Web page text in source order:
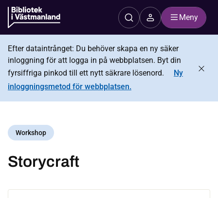
Meny
Efter dataintrånget: Du behöver skapa en ny säker
inloggning för att logga in på webbplatsen. Byt din
fyrsiffriga pinkod till ett nytt säkrare lösenord.
Ny
inloggningsmetod för webbplatsen.
Workshop
Storycraft